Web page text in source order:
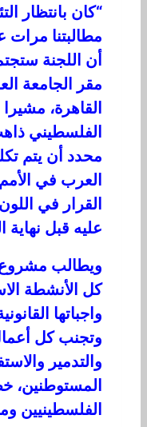
“كان بانتظار
مطالبتنا مرات
أن اللجنة
مقر الجامعة
القاهرة،
الفلسطيني
محدد أن يتم
العرب في
القرار في
عليه قبل نهاية
ويطالب مشروع
كل الأنشطة
واجباتها
وتجنب كل
والتدمير
المستوطنين،
الفلسطينيين